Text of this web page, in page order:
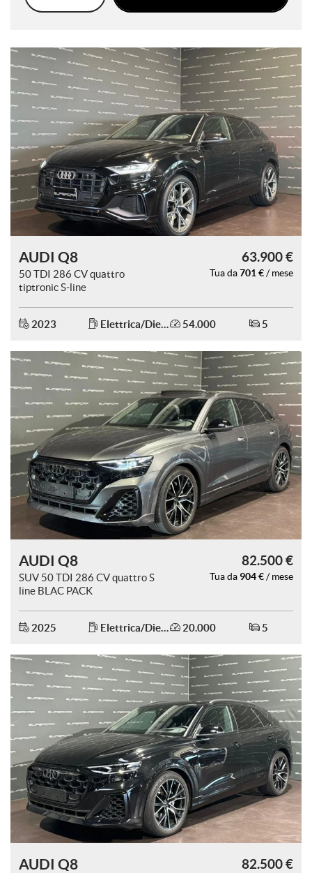
AUDI Q8
50 TDI 286 CV quattro
tiptronic S-line
63.900 €
Tua da 701 € / mese
2023 Elettrica/Diesel 54.000 5
AUDI Q8
SUV 50 TDI 286 CV quattro S
line BLAC PACK
82.500 €
Tua da 904 € / mese
2025 Elettrica/Diesel 20.000 5
AUDI Q8 82.500 €
questi
tracciamento
si
rimanda
alla
cookie
policy.
Puoi
rivedere
e
modificare
tue
in
qualsiasi
momento.
Cookie necessari
Cookie delle preferenze
Cookie per il miglioramento dell'esperienza utente
Cookie analitici
Cookie di marketing
Leggi
la
cookie
le
impostazioni